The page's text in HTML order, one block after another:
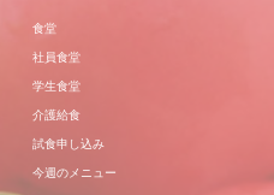
食堂
社員食堂
学生食堂
介護給食
試食申し込み
今週のメニュー